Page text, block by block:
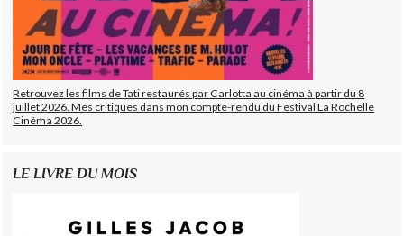
Retrouvez les films de Tati restaurés par Carlotta au cinéma à partir du 8
juillet 2026. Mes critiques dans mon compte-rendu du Festival La Rochelle
Cinéma 2026.
LE LIVRE DU MOIS